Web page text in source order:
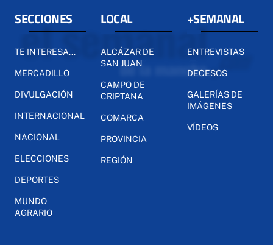
SECCIONES
TE INTERESA...
MERCADILLO
DIVULGACIÓN
INTERNACIONAL
NACIONAL
ELECCIONES
DEPORTES
MUNDO
AGRARIO
LOCAL
ALCÁZAR DE
SAN JUAN
CAMPO DE
CRIPTANA
COMARCA
PROVINCIA
REGIÓN
+SEMANAL
ENTREVISTAS
DECESOS
GALERÍAS DE
IMÁGENES
VÍDEOS